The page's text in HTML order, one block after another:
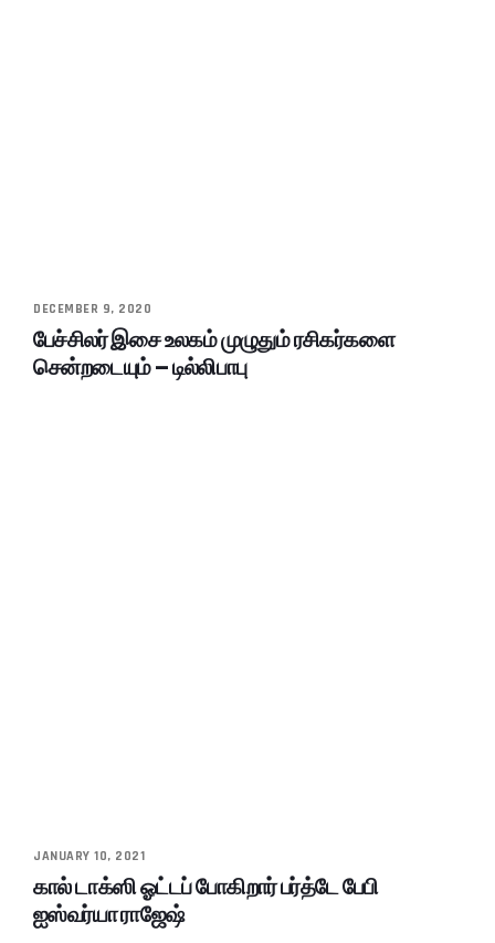
DECEMBER 9, 2020
பேச்சிலர் இசை உலகம் முழுதும் ரசிகர்களை
சென்றடையும் – டில்லிபாபு
JANUARY 10, 2021
கால் டாக்ஸி ஓட்டப் போகிறார் பர்த்டே பேபி
ஐஸ்வர்யா ராஜேஷ்